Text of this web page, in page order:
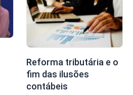
Reforma tributária e o
fim das ilusões
contábeis